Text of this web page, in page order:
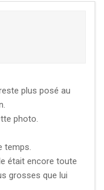
plus posé au
photo.
temps.
était encore toute
grosses que lui